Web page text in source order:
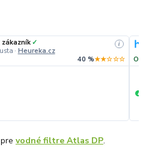
zákazník✓
· Heureka.cz
i
40 %★★☆☆☆
+
vodné filtre Atlas DP.